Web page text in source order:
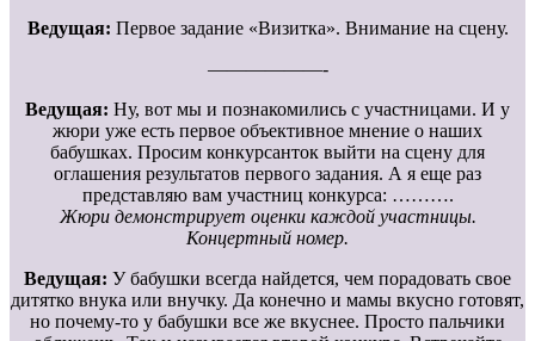
Ведущая: Первое задание «Визитка». Внимание на сцену.
——————-
Ведущая: Ну, вот мы и познакомились с участницами. И у
жюри уже есть первое объективное мнение о наших
бабушках. Просим конкурсанток выйти на сцену для
оглашения результатов первого задания. А я еще раз
представляю вам участниц конкурса: ……….
Жюри демонстрирует оценки каждой участницы.
Концертный номер.
Ведущая: У бабушки всегда найдется, чем порадовать свое
дитятко внука или внучку. Да конечно и мамы вкусно готовят,
но почему-то у бабушки все же вкуснее. Просто пальчики